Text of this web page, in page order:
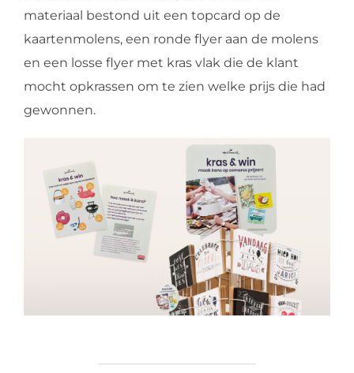
materiaal bestond uit een topcard op de
kaartenmolens, een ronde flyer aan de molens
en een losse flyer met kras vlak die de klant
mocht opkrassen om te zien welke prijs die had
gewonnen.